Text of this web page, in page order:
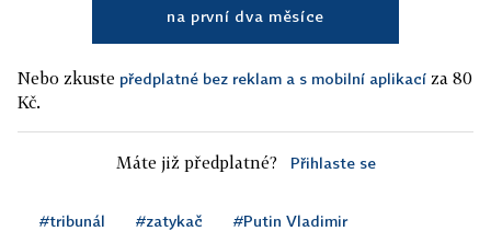
na první dva měsíce
Nebo zkuste předplatné bez reklam a s mobilní aplikací za 80
Kč.
Máte již předplatné? Přihlaste se
#tribunál #zatykač #Putin Vladimir